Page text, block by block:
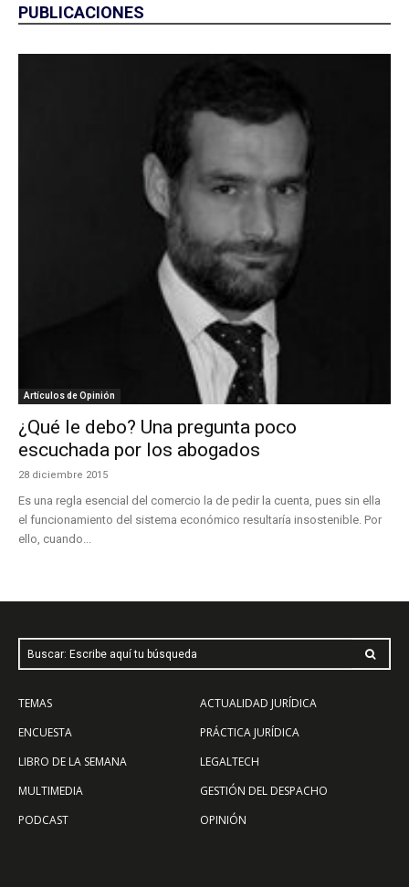
PUBLICACIONES
Artículos de Opinión
¿Qué le debo? Una pregunta poco
escuchada por los abogados
28 diciembre 2015
Es una regla esencial del comercio la de pedir la cuenta, pues sin ella
el funcionamiento del sistema económico resultaría insostenible. Por
ello, cuando...
Buscar: Escribe aquí tu búsqueda
TEMAS
ENCUESTA
LIBRO DE LA SEMANA
MULTIMEDIA
PODCAST
ACTUALIDAD JURÍDICA
PRÁCTICA JURÍDICA
LEGALTECH
GESTIÓN DEL DESPACHO
OPINIÓN